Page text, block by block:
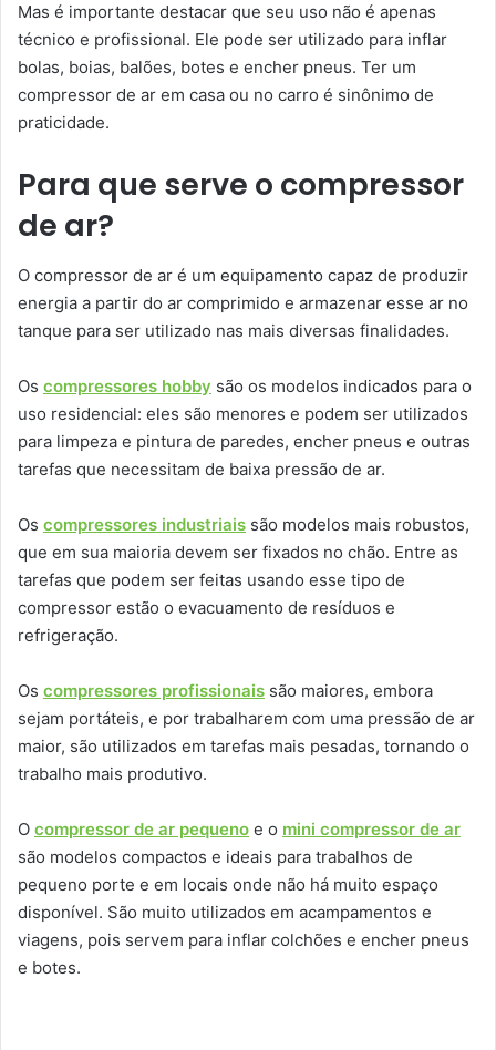
Mas é importante destacar que seu uso não é apenas
técnico e profissional. Ele pode ser utilizado para inflar
bolas, boias, balões, botes e encher pneus. Ter um
compressor de ar em casa ou no carro é sinônimo de
praticidade.
Para que serve o compressor
de ar?
O compressor de ar é um equipamento capaz de produzir
energia a partir do ar comprimido e armazenar esse ar no
tanque para ser utilizado nas mais diversas finalidades.
Os compressores hobby são os modelos indicados para o
uso residencial: eles são menores e podem ser utilizados
para limpeza e pintura de paredes, encher pneus e outras
tarefas que necessitam de baixa pressão de ar.
Os compressores industriais são modelos mais robustos,
que em sua maioria devem ser fixados no chão. Entre as
tarefas que podem ser feitas usando esse tipo de
compressor estão o evacuamento de resíduos e
refrigeração.
Os compressores profissionais são maiores, embora
sejam portáteis, e por trabalharem com uma pressão de ar
maior, são utilizados em tarefas mais pesadas, tornando o
trabalho mais produtivo.
O compressor de ar pequeno e o mini compressor de ar
são modelos compactos e ideais para trabalhos de
pequeno porte e em locais onde não há muito espaço
disponível. São muito utilizados em acampamentos e
viagens, pois servem para inflar colchões e encher pneus
e botes.